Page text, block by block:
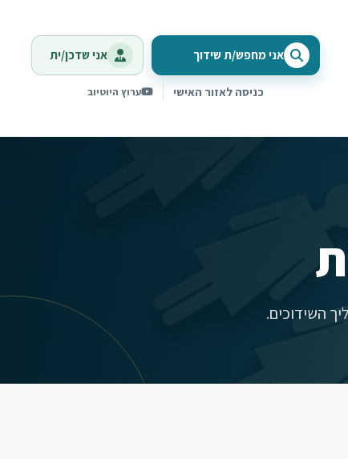
אני מחפש/ת שידוך אני שדכן/ית
כניסה לאזור האישי ערוץ היוטיוב
השידוכים.